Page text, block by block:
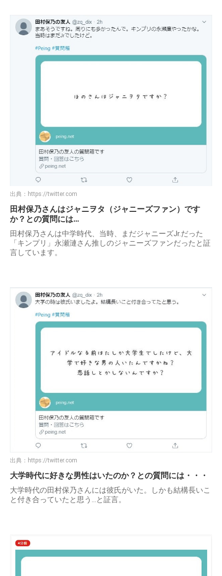
出典： https://twitter.com
田村保乃さんはジャニヲタ（ジャニーズファン）です
か？との質問には…
田村保乃さんは中学時代、当時、まだジャニーズJr.だった
「キンプリ」永瀬漣さん推しのジャニーズファンだったと証
言しています。
出典： https://twitter.com
大学時代に好きな男性はいたのか？との質問には・・・
大学時代の田村保乃さんには彼氏がいた。しかも結構長いこ
と付き合っていたと思う…と証言。